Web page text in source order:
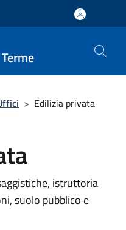
> Edilizia privata
istruttoria
suolo pubblico e